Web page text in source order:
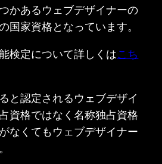
かあるウェブデザイナーの
国家資格となっています。
検定について詳しくはこち
と認定されるウェブデザイ
資格ではなく名称独占資格
なくてもウェブデザイナー